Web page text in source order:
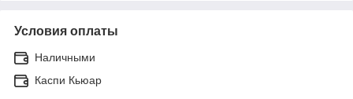
Условия оплаты
Наличными
Каспи Кьюар